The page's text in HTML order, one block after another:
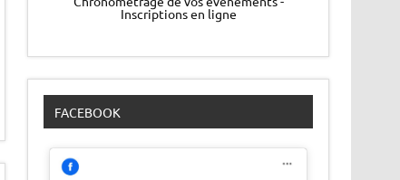
Inscriptions en ligne
FACEBOOK